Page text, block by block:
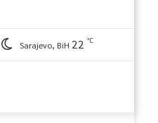
Sarajevo, BiH 22 ℃